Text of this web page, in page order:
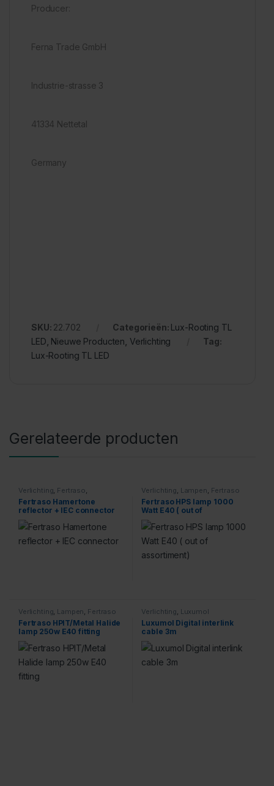
Producer:
Ferna Trade GmbH
Industrie-strasse 3
41334 Nettetal
Germany
SKU: 22.702 Categorieën: Lux-Rooting TL
LED Nieuwe Producten Verlichting
Tag:
Lux-Rooting TL LED
Gerelateerde producten
Verlichting Fertraso
Accessoires
Fertraso Hamertone
reflector + IEC connector
Verlichting Lampen Fertraso
Fertraso HPS lamp 1000
Watt E40 ( out of
assortiment)
Verlichting, Lampen, Fertraso
Fertraso HPIT/Metal Halide
lamp 250w E40 fitting
Verlichting, Luxumol
Luxumol Digital interlink
cable 3m